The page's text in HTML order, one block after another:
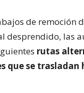
de remoción
desprendido, las
rutas
que se trasladan